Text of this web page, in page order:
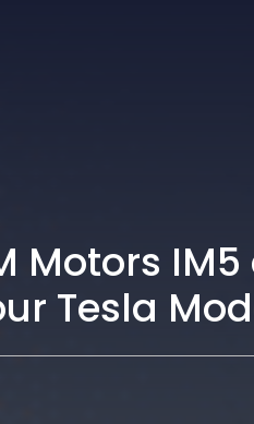
Motors
Tesla